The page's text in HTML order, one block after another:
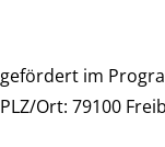
gefördert im
PLZ/Ort: 79100